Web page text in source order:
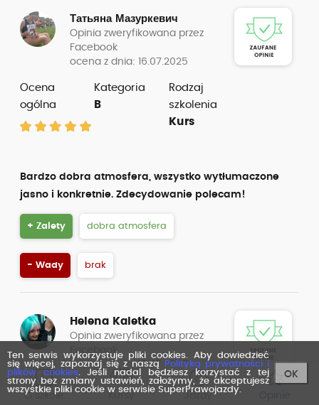
O szkole
Татьяна Мазуркевич
Opinia zweryfikowana przez
Facebook
ocena z dnia: 16.07.2025
Ocena
ogólna
Kategoria
B
Rodzaj
szkolenia
Kurs
Bardzo dobra atmosfera, wszystko wytłumaczone
jasno i konkretnie. Zdecydowanie polecam!
+ Zalety dobra atmosfera
- Wady brak
Helena Kaletka
Opinia zweryfikowana przez
Facebook
ocena z dnia: 16.07.2025
Ocena
Kategoria
Rodzaj
Ten serwis wykorzystuje pliki cookies. Aby dowiedzieć
się więcej, zapoznaj się z naszą
Polityką prywatności i
plików cookies. Jeśli nadal będziesz korzystać z tej
strony bez zmiany ustawień, założymy, że akceptujesz
wszystkie pliki cookie w serwisie SuperPrawojazdy.
OK